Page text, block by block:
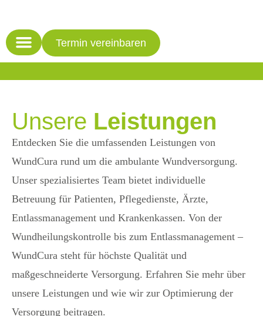
Termin vereinbaren
Unsere Leistungen
Entdecken Sie die umfassenden Leistungen von
WundCura rund um die ambulante Wundversorgung.
Unser spezialisiertes Team bietet individuelle
Betreuung für Patienten, Pflegedienste, Ärzte,
Entlassmanagement und Krankenkassen. Von der
Wundheilungskontrolle bis zum Entlassmanagement –
WundCura steht für höchste Qualität und
maßgeschneiderte Versorgung. Erfahren Sie mehr über
unsere Leistungen und wie wir zur Optimierung der
Versorgung beitragen.